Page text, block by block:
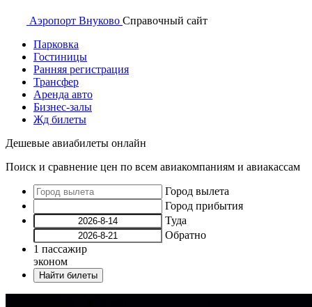
Аэропорт Внуково Справочный сайт
Парковка
Гостиницы
Ранняя регистрация
Трансфер
Аренда авто
Бизнес-залы
Жд билеты
Дешевые авиабилеты онлайн
Поиск и сравнение цен по всем авиакомпаниям и авиакассам
Город вылета
Город прибытия
Туда
Обратно
1 пассажир
эконом
Найти билеты